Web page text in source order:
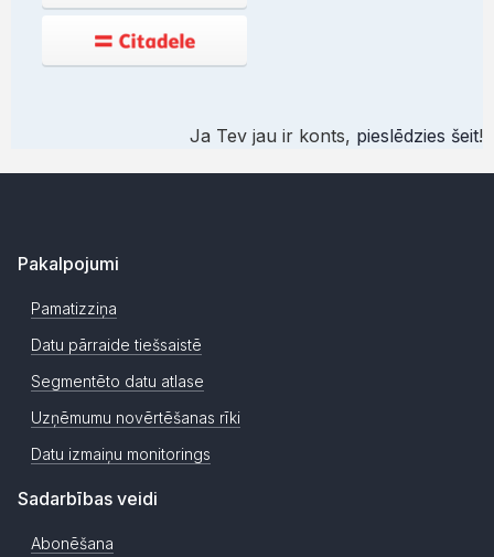
Ja Tev jau ir konts, pieslēdzies šeit!
Pakalpojumi
Pamatizziņa
Datu pārraide tiešsaistē
Segmentēto datu atlase
Uzņēmumu novērtēšanas rīki
Datu izmaiņu monitorings
Sadarbības veidi
Abonēšana